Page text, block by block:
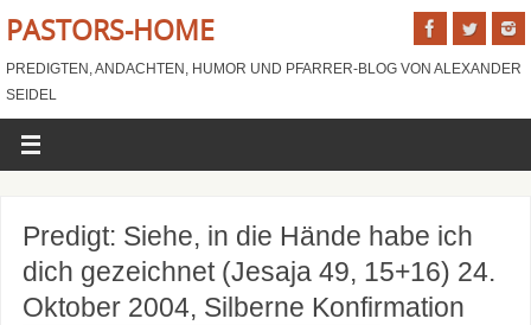
PASTORS-HOME
PREDIGTEN, ANDACHTEN, HUMOR UND PFARRER-BLOG VON ALEXANDER
SEIDEL
Predigt: Siehe, in die Hände habe ich
dich gezeichnet (Jesaja 49, 15+16) 24.
Oktober 2004, Silberne Konfirmation